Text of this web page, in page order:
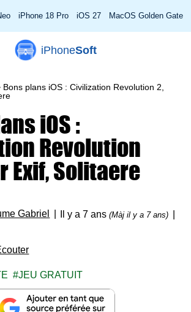
iPhone 18 Pro iOS 27 MacOS Golden Gate
iPhoneSoft
Bons plans iOS : Civilization Revolution 2,
iOS :
Revolution
Exif, Solitaere
Gabriel Il y a 7 ans(Màj il y a 7 ans)
JEU GRATUIT